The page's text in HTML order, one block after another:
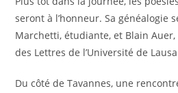
seront à l’honneur. Sa généalogie
Marchetti, étudiante, et Blain
des Lettres de l’Université de
Du côté de Tavannes, une